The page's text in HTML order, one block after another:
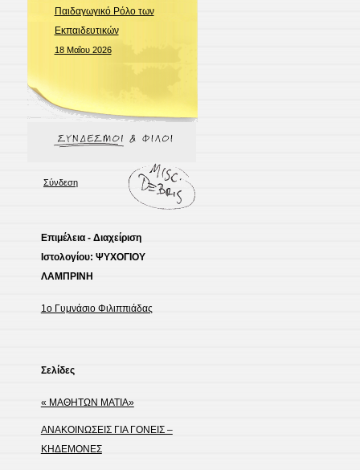
Παιδαγωγικό Ρόλο των
Εκπαιδευτικών
18 Μαΐου 2026
Σύνδεση
Επιμέλεια - Διαχείριση
Ιστολογίου: ΨΥΧΟΓΙΟΥ
ΛΑΜΠΡΙΝΗ
1ο Γυμνάσιο Φιλιππιάδας
Σελίδες
« ΜΑΘΗΤΩΝ ΜΑΤΙΑ»
ΑΝΑΚΟΙΝΩΣΕΙΣ ΓΙΑ ΓΟΝΕΙΣ –
ΚΗΔΕΜΟΝΕΣ